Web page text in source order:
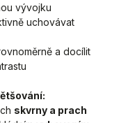
vývojku
uchovávat
a docílit
skvrny a prach